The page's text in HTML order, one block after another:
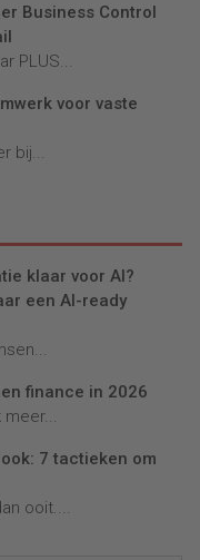
Business Control
PLUS...
voor vaste
bij...
klaar voor AI?
een AI-ready
finance in 2026
7 tactieken om
ooit....